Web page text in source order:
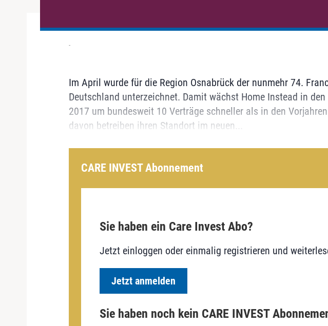
-
Im April wurde für die Region Osnabrück der nunmehr 74.
Deutschland unterzeichnet. Damit wächst Home Instead in
2017 um bundesweit 10 Verträge schneller als in den
davon betreiben ihren Standort im neuen...
CARE INVEST Abonnement
Sie haben ein Care Invest Abo?
Jetzt einloggen oder einmalig registrieren und
Jetzt anmelden
Sie haben noch kein CARE INVEST